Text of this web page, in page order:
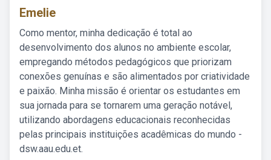
Emelie
Como mentor, minha dedicação é total ao
desenvolvimento dos alunos no ambiente escolar,
empregando métodos pedagógicos que priorizam
conexões genuínas e são alimentados por criatividade
e paixão. Minha missão é orientar os estudantes em
sua jornada para se tornarem uma geração notável,
utilizando abordagens educacionais reconhecidas
pelas principais instituições acadêmicas do mundo -
dsw.aau.edu.et.